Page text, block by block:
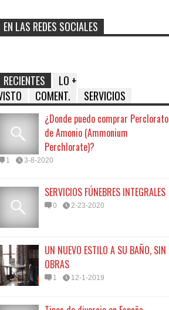
EN LAS REDES SOCIALES
RECIENTES
LO +
COMENT. SERVICIOS
¿Donde puedo comprar Perclorato
de Amonio (Ammonium
Perchlorate)?
1 3-8-2020
SERVICIOS FÚNEBRES INTEGRALES
0 2-23-2020
UN NUEVO ESTILO A SU BAÑO, SIN
OBRAS
1 12-1-2019